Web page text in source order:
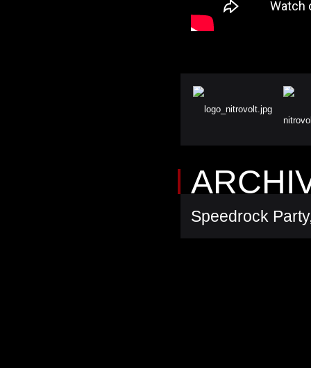
Speedrock Party